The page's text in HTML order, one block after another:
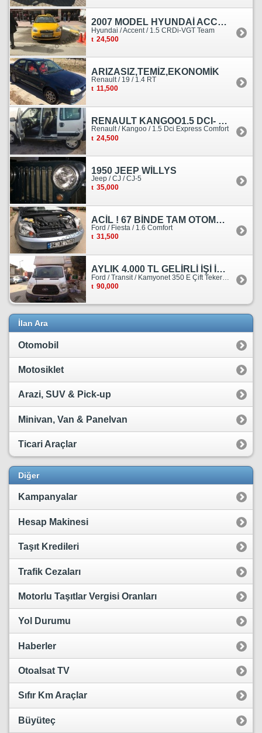
2007 MODEL HYUNDAİ ACCENT ERA MOTOR YENİ YAPILDI
Hyundai / Accent / 1.5 CRDi-VGT Team
24,500
ARIZASIZ,TEMİZ,EKONOMİK
Renault / 19 / 1.4 RT
11,500
RENAULT KANGOO1.5 DCI- 138 KM
Renault / Kangoo / 1.5 Dci Express Comfort
24,500
1950 JEEP WİLLYS
Jeep / CJ / CJ-5
35,000
ACİL ! 67 BİNDE TAM OTOMATİK FORD FİESTA
Ford / Fiesta / 1.6 Comfort
31,500
AYLIK 4.000 TL GELİRLİ İŞİ İLE BİRLİKTE SATILIKTIR.
90,000
İlan Ara
Otomobil
Motosiklet
Arazi, SUV & Pick-up
Minivan, Van & Panelvan
Ticari Araçlar
Diğer
Kampanyalar
Hesap Makinesi
Taşıt Kredileri
Trafik Cezaları
Motorlu Taşıtlar Vergisi Oranları
Yol Durumu
Haberler
Otoalsat TV
Sıfır Km Araçlar
Büyüteç